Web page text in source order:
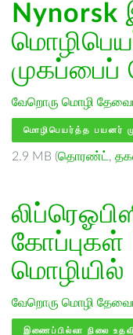
Nynorsk
முகப்பைப்
வேறொரு மொழி
மொழிபெயர்த்த பயனர்
2.9 MB (தொரண்ட் ,
கோப்புகள்
மொழியில்
வேறொரு மொழி
இணைப்பில்லா நிலை